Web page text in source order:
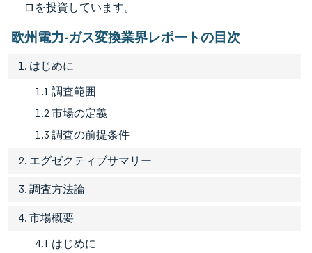
ロを投資しています。
欧州電力-ガス変換業界レポートの目次
1. はじめに
1.1 調査範囲
1.2 市場の定義
1.3 調査の前提条件
2. エグゼクティブサマリー
3. 調査方法論
4. 市場概要
4.1 はじめに